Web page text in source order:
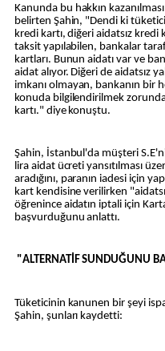
Kanunda bu hakkın
belirten Şahin, "Dendi ki
kredi kartı, diğeri aidatsız kredi
taksit yapılabilen, bankalar
kartları. Bunun aidatı var ve
aidat alıyor. Diğeri de aidatsız
imkanı olmayan, bankanın bir
konuda bilgilendirilmek
kartı." diye konuştu.
Şahin, İstanbul'da müşteri
lira aidat ücreti yansıtılması
aradığını, paranın iadesi için
kart kendisine verilirken
öğrenince aidatın iptali için
başvurduğunu anlattı.
"ALTERNATİF SUNDUĞUNU
Tüketicinin kanunen bir şeyi
Şahin, şunları kaydetti: